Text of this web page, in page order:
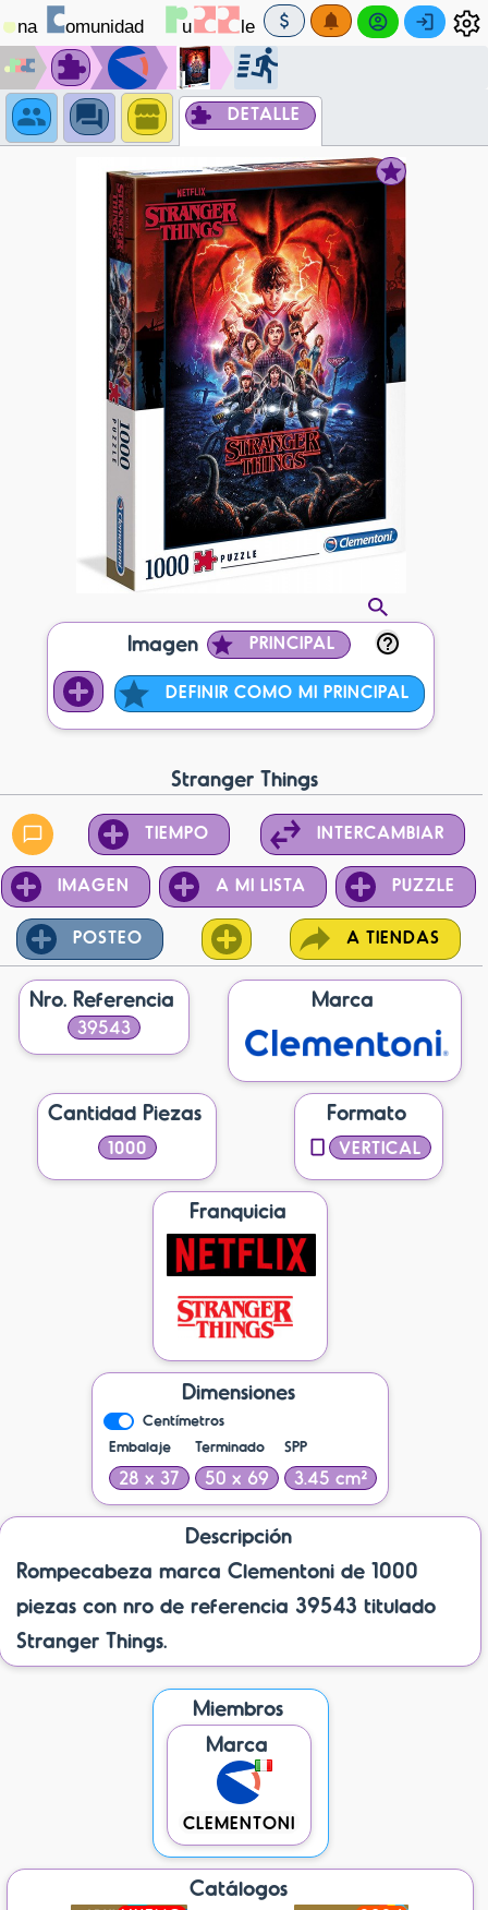
DETALLE
Imagen PRINCIPAL
DEFINIR COMO MI PRINCIPAL
Stranger Things
TIEMPO INTERCAMBIAR
IMAGEN A MI LISTA PUZZLE
POSTEO A TIENDAS
Nro. Referencia
39543
Marca
Cantidad Piezas
1000
Formato
VERTICAL
Franquicia
Dimensiones
Centímetros
Embalaje
28 x 37
Terminado
50 x 69
SPP
3.45 cm²
Descripción
Rompecabeza marca Clementoni de 1000
piezas con nro de referencia 39543 titulado
Stranger Things.
Miembros
Marca
CLEMENTONI
Catálogos